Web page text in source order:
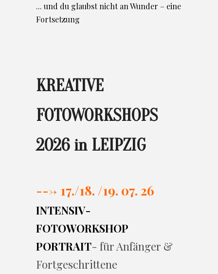
... und du glaubst nicht an Wunder – eine
Fortsetzung
KREATIVE
FOTOWORKSHOPS
2026 in LEIPZIG
---> 17./18. /19. 07. 26
INTENSIV-
FOTOWORKSHOP
PORTRAIT- für Anfänger &
Fortgeschrittene